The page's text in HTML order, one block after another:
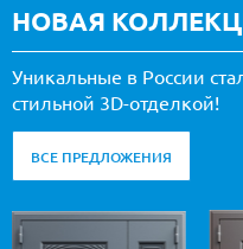
НОВАЯ
Уникальные в России
стильной 3D-отделкой!
ВСЕ ПРЕДЛОЖЕНИЯ